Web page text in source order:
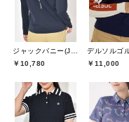
￥10,780
￥11,000